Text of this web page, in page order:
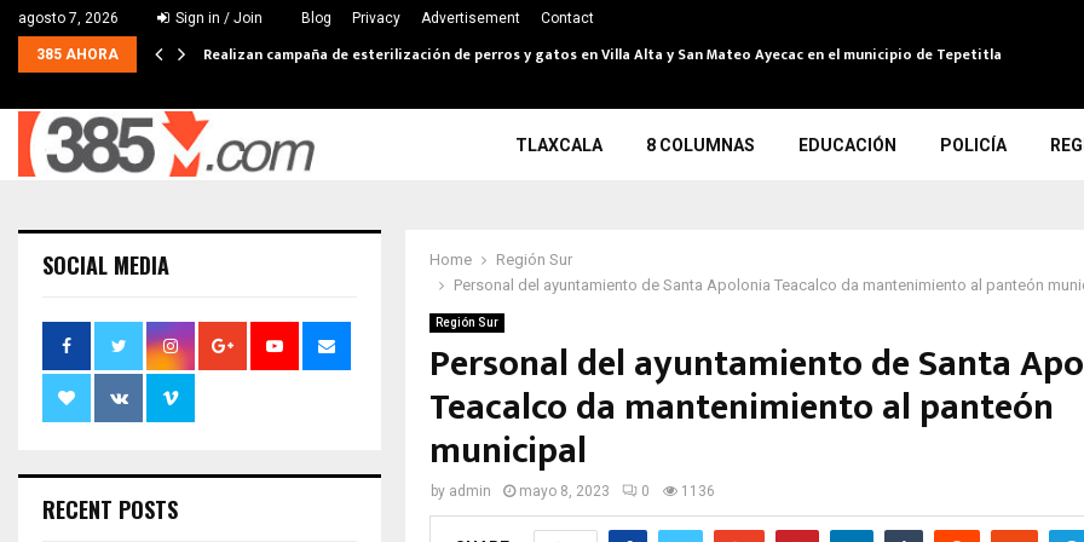
agosto 7, 2026 Sign in / Join Blog Privacy Advertisement Contact
385 AHORA Realizan campaña de esterilización de perros y gatos en Villa Alta y San Mateo Ayecac en el municipio de Tepetitla
TLAXCALA 8 COLUMNAS EDUCACIÓN POLICÍA
Home
Región Sur
Personal del ayuntamiento de Santa Apolonia Teacalco da mantenimiento al panteón
Región Sur
Personal del ayuntamiento de Santa
Teacalco da mantenimiento al panteón
municipal
by admin mayo 8, 2023 0 1136
SOCIAL MEDIA
RECENT POSTS